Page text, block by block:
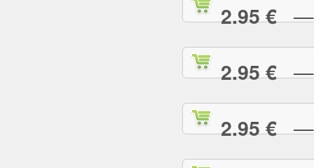
2.95 €—
2.95 €—
2.95 €—